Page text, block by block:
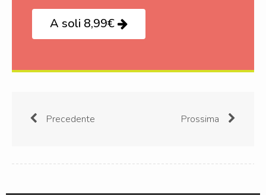
A soli 8,99€
Precedente Prossima